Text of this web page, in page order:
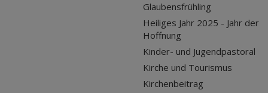
Glaubensfrühling
Heiliges Jahr 2025 - Jahr der
Hoffnung
Kinder- und Jugendpastoral
Kirche und Tourismus
Kirchenbeitrag